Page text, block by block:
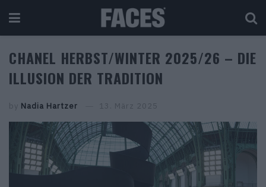
CHANEL HERBST/WINTER 2025/26 – DIE
ILLUSION DER TRADITION
by Nadia Hartzer 13. März 2025